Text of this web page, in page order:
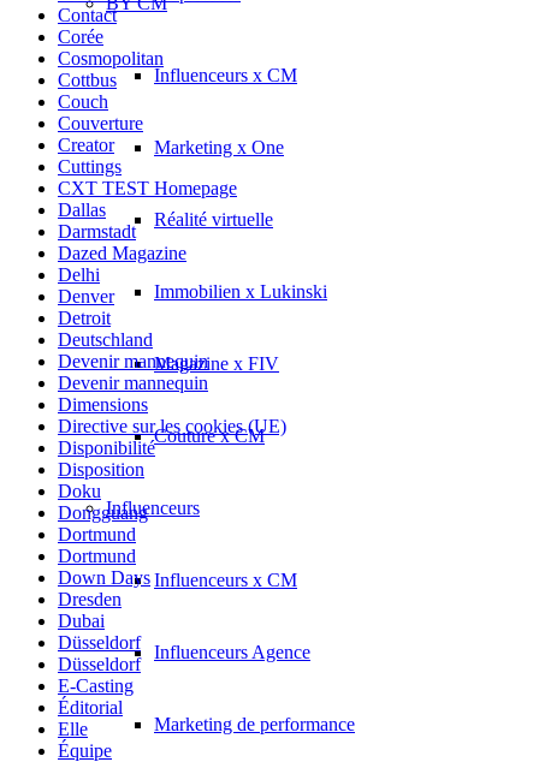
Influenceurs x CM
Marketing x One
Réalité virtuelle
Immobilien x Lukinski
Magazine x FIV
Couture x CM
Influenceurs
Influenceurs x CM
Influenceurs Agence
Marketing de performance
Contact
Corée
Cosmopolitan
Cottbus
Couch
Couverture
Creator
Cuttings
CXT TEST Homepage
Dallas
Darmstadt
Dazed Magazine
Delhi
Denver
Detroit
Deutschland
Devenir mannequin
Devenir mannequin
Dimensions
Directive sur les cookies (UE)
Disponibilité
Disposition
Doku
Dongguang
Dortmund
Dortmund
Down Days
Dresden
Dubai
Düsseldorf
Düsseldorf
E-Casting
Éditorial
Elle
Équipe